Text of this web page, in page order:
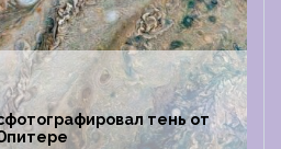
тень от